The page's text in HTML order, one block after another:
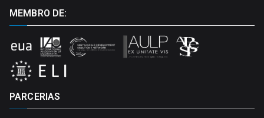
MEMBRO DE:
PARCERIAS